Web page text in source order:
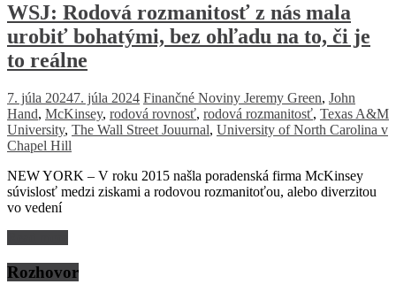
WSJ: Rodová rozmanitosť z nás mala
urobiť bohatými, bez ohľadu na to, či je
to reálne
7. júla 20247. júla 2024 Finančné Noviny Jeremy Green, John
Hand, McKinsey, rodová rovnosť, rodová rozmanitosť, Texas A&M
University, The Wall Street Jouurnal, University of North Carolina v
Chapel Hill
NEW YORK – V roku 2015 našla poradenská firma McKinsey
súvislosť medzi ziskami a rodovou rozmanitoťou, alebo diverzitou
vo vedení
Rozhovor